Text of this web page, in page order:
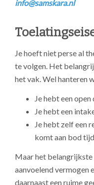
info@samskara.nl
Je hoeft niet perse al
te volgen. Het
het vak. Wel hanteren
Je hebt een
Je hebt een
Je hebt zelf een
komt aan bod
Maar het belangrijkste
aanvoelend vermogen
daarnaast een ruime